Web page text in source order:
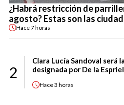
¿Habrá restricción de
agosto? Estas son las
Hace7 horas
2
Clara Lucía Sandoval será
designada por De la
Hace3 horas